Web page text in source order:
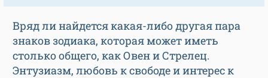
Вряд ли найдется какая-либо другая пара
знаков зодиака, которая может иметь
столько общего, как Овен и Стрелец.
Энтузиазм, любовь к свободе и интерес к